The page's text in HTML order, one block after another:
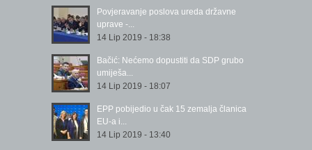
Povjeravanje poslova ureda državne
uprave -...
14 Lip 2019 - 18:38
Bačić: Nećemo dopustiti da SDP grubo
umiješa...
14 Lip 2019 - 18:07
EPP pobijedio u čak 15 zemalja članica
EU-a i...
14 Lip 2019 - 13:40